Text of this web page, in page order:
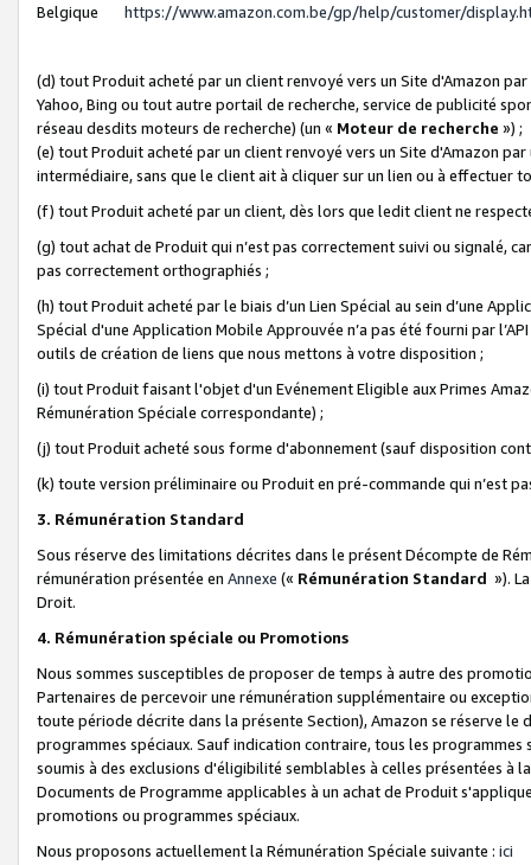
Belgique
https://www.amazon.com.be/gp/help/customer/
(d) tout Produit acheté par un client renvoyé vers un Site d'Amazon
Yahoo, Bing ou tout autre portail de recherche, service de publicité
réseau desdits moteurs de recherche) (un « Moteur de recherche ») ;
(e) tout Produit acheté par un client renvoyé vers un Site d'Amazon
intermédiaire, sans que le client ait à cliquer sur un lien ou à
(f) tout Produit acheté par un client, dès lors que ledit client ne
(g) tout achat de Produit qui n’est pas correctement suivi ou signalé,
pas correctement orthographiés ;
(h) tout Produit acheté par le biais d’un Lien Spécial au sein d’une
Spécial d'une Application Mobile Approuvée n’a pas été fourni par
outils de création de liens que nous mettons à votre disposition ;
(i) tout Produit faisant l'objet d'un Evénement Eligible aux Primes
Rémunération Spéciale correspondante) ;
(j) tout Produit acheté sous forme d'abonnement (sauf disposition
(k) toute version préliminaire ou Produit en pré-commande qui n’est
3. Rémunération Standard
Sous réserve des limitations décrites dans le présent Décompte de
rémunération présentée en Annexe (« Rémunération Standard »).
Droit.
4. Rémunération spéciale ou Promotions
Nous sommes susceptibles de proposer de temps à autre des
Partenaires de percevoir une rémunération supplémentaire ou
toute période décrite dans la présente Section), Amazon se réserve
programmes spéciaux. Sauf indication contraire, tous les
soumis à des exclusions d'éligibilité semblables à celles présentées à
Documents de Programme applicables à un achat de Produit
promotions ou programmes spéciaux.
Nous proposons actuellement la Rémunération Spéciale suivante : ici